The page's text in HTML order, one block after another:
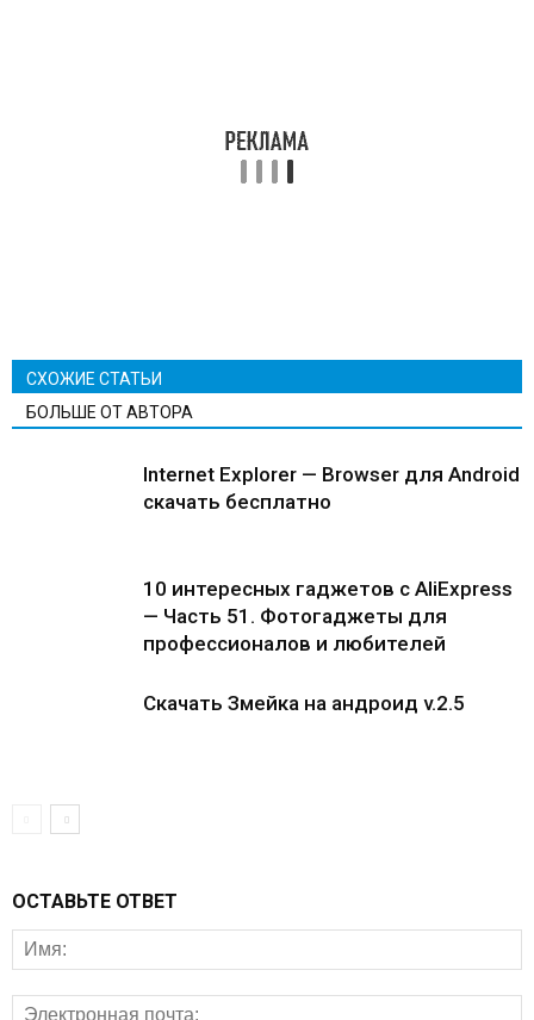
СХОЖИЕ СТАТЬИ
БОЛЬШЕ ОТ АВТОРА
Internet Explorer — Browser для Android
скачать бесплатно
10 интересных гаджетов с AliExpress
— Часть 51. Фотогаджеты для
профессионалов и любителей
Скачать Змейка на андроид v.2.5
ОСТАВЬТЕ ОТВЕТ